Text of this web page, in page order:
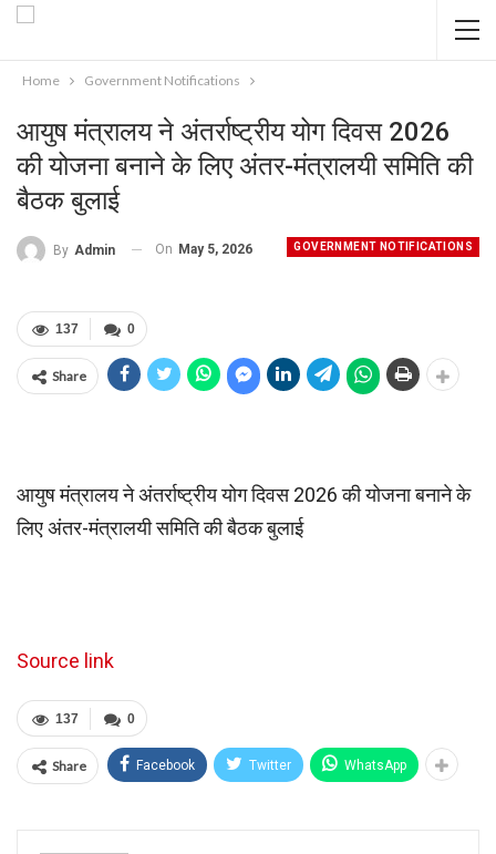
Home Government Notifications
आयुष मंत्रालय ने अंतर्राष्ट्रीय योग दिवस 2026
की योजना बनाने के लिए अंतर-मंत्रालयी समिति की
बैठक बुलाई
GOVERNMENT NOTIFICATIONS
By Admin On May 5, 2026
0
137
Share
आयुष मंत्रालय ने अंतर्राष्ट्रीय योग दिवस 2026 की योजना बनाने के
लिए अंतर-मंत्रालयी समिति की बैठक बुलाई
Source link
0
137
Share Facebook Twitter WhatsApp